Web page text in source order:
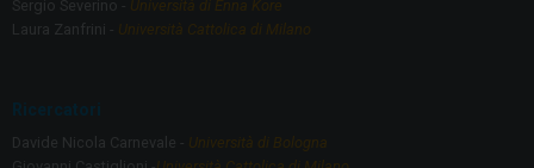
Sergio Severino - Università di Enna Kore
Laura Zanfrini - Università Cattolica di Milano
Davide Nicola Carnevale - Università di Bologna